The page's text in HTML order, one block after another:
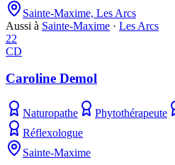
Sainte-Maxime, Les Arcs
Aussi à Sainte-Maxime · Les Arcs
22
CD
Caroline Demol
Naturopathe Phytothérapeute
Réflexologue
Sainte-Maxime